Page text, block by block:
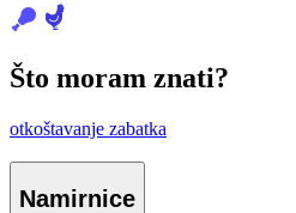
Što moram znati?
otkoštavanje zabatka
Namirnice